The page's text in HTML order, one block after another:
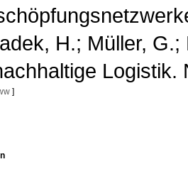
H.; Müller,
Logistik.
]